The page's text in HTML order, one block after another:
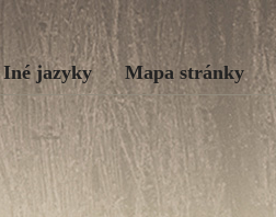
Iné jazyky Mapa stránky